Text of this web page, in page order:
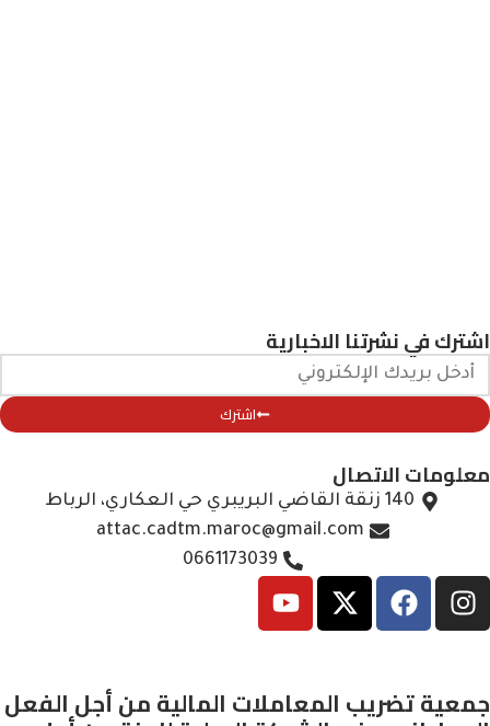
اشترك في نشرتنا الاخبارية
اشترك
معلومات الاتصال
140 زنقة القاضي البريبري حي العكاري، الرباط
attac.cadtm.maroc@gmail.com
0661173039
جمعية تضريب المعاملات المالية من أجل الفعل